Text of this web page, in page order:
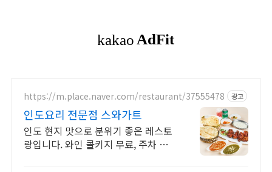
https://m.place.naver.com/restaurant/37555478 광고
인도요리 전문점 스와가트
인도 현지 맛으로 분위기 좋은 레스토
랑입니다. 와인 콜키지 무료, 주차 가